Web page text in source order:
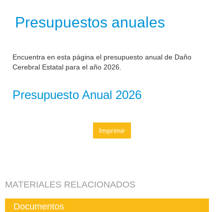
Presupuestos anuales
Encuentra en esta página el presupuesto anual de Daño
Cerebral Estatal para el año 2026.
Presupuesto Anual 2026
Imprimir
MATERIALES RELACIONADOS
Documentos